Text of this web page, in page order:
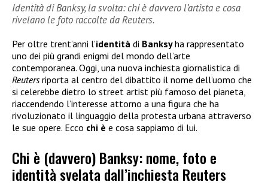
Identità di Banksy, la svolta: chi è davvero l’artista e cosa
rivelano le foto raccolte da Reuters.
Per oltre trent’anni l’identità di Banksyha rappresentato
uno dei più grandi enigmi del mondo dell’arte
contemporanea. Oggi, una nuova inchiesta giornalistica di
Reutersriporta al centro del dibattito il nome dell’uomo che
si celerebbe dietro lo street artist più famoso del pianeta,
riaccendendo l’interesse attorno a una figura che ha
rivoluzionato il linguaggio della protesta urbana attraverso
le sue opere. Ecco chi è e cosa sappiamo di lui.
Chi è (davvero) Banksy: nome, foto e
identità svelata dall’inchiesta Reuters